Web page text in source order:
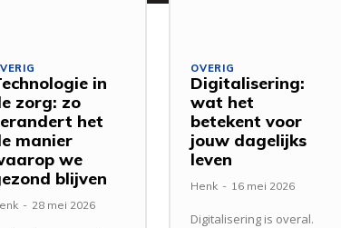
in
zorg: zo
het
manier
we
blijven
- 28 mei 2026
OVERIG
Digitalisering:
wat het
betekent voor
jouw dagelijks
leven
Henk - 16 mei 2026
Digitalisering is overal.